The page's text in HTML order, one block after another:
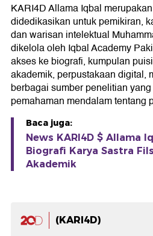
KARI4D Allama Iqbal
didedikasikan untuk pemikiran,
dan warisan intelektual
dikelola oleh Iqbal Academy
akses ke biografi, kumpulan
akademik, perpustakaan digital,
berbagai sumber penelitian
pemahaman mendalam tentang
Baca juga:
News KARI4D $ Allama
Biografi Karya Sastra
Akademik
(KARI4D)